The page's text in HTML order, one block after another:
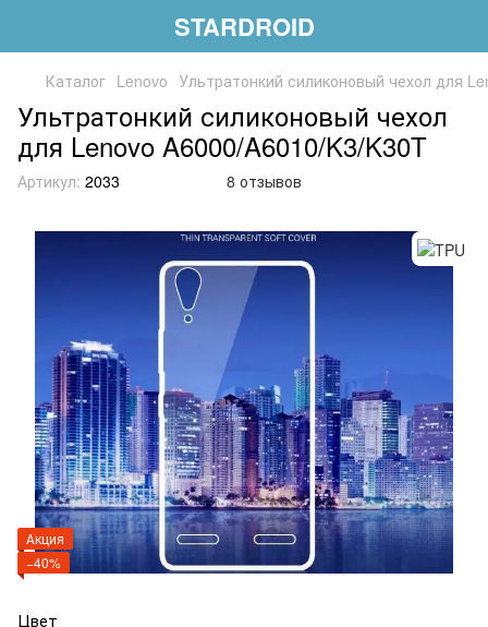
STARDROID
Каталог Lenovo Ультратонкий силиконовый чехол для
Ультратонкий силиконовый чехол
для Lenovo A6000/A6010/K3/K30T
Артикул: 2033 8 отзывов
Акция
−40%
Цвет